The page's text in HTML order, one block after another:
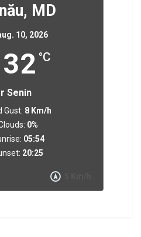
MD
10, 2026
32 °C
Senin
Gust: 8 Km/h
0%
05:54
20:25